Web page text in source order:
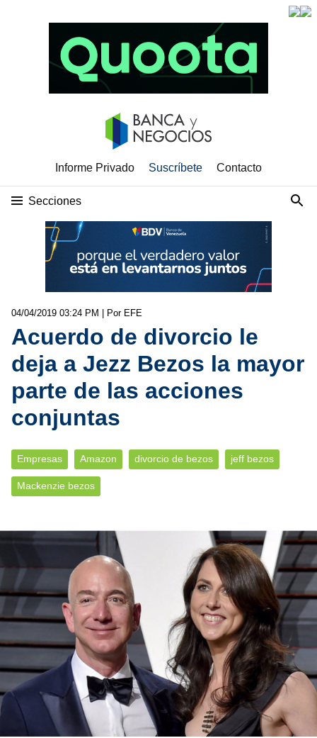
Informe Privado Suscríbete Contacto
Secciones
04/04/2019 03:24 PM | Por EFE
Acuerdo de divorcio le
deja a Jezz Bezos la mayor
parte de las acciones
conjuntas
Empresas Amazon divorcio de bezos jeff bezos
Mackenzie bezos